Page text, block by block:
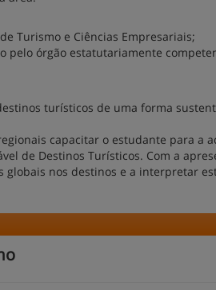
Turismo e Ciências Empresariais;
pelo órgão estatutariamente
turísticos de uma forma
capacitar o estudante para a
de Destinos Turísticos. Com a
globais nos destinos e a interpretar